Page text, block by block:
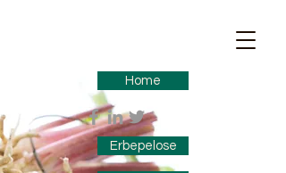
Home
Erbepelose